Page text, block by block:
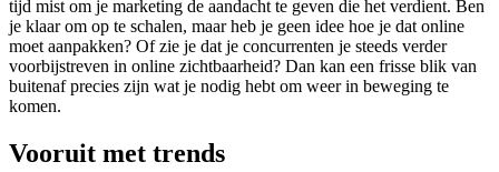
tijd mist om je marketing de aandacht te geven die het verdient. Ben
je klaar om op te schalen, maar heb je geen idee hoe je dat online
moet aanpakken? Of zie je dat je concurrenten je steeds verder
voorbijstreven in online zichtbaarheid? Dan kan een frisse blik van
buitenaf precies zijn wat je nodig hebt om weer in beweging te
komen.
Vooruit met trends